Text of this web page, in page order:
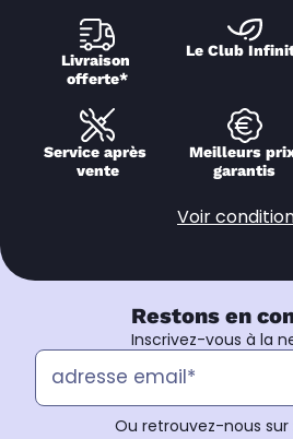
Livraison
offerte*
Le Club
Service après
vente
Meilleurs
garantis
Voir
Restons en
Inscrivez-vous à la
Ou retrouvez-nous sur